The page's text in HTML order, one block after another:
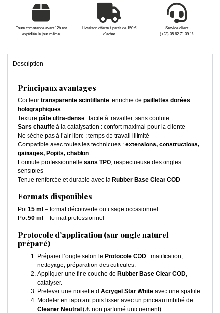
Toute commande avant 12h est
expédiée le jour même
Livraison offerte à partir de 150 €
d'achat
Service client
(+33) 05 62 71 09 18
Description
Principaux avantages
Couleur transparente scintillante, enrichie de paillettes dorées
holographiques
Texture pâte ultra-dense : facile à travailler, sans coulure
Sans chauffe à la catalysation : confort maximal pour la cliente
Ne sèche pas à l’air libre : temps de travail illimité
Compatible avec toutes les techniques : extensions, constructions,
gainages, Popits, chablon
Formule professionnelle sans TPO, respectueuse des ongles
sensibles
Tenue renforcée et durable avec la Rubber Base Clear COD
Formats disponibles
Pot15 ml – format découverte ou usage occasionnel
Pot50 ml – format professionnel
Protocole d’application (sur ongle naturel
préparé)
Préparer l’ongle selon le Protocole COD : matification,
nettoyage, préparation des cuticules.
Appliquer une fine couche de Rubber Base Clear COD,
catalyser.
Prélever une noisette d’Acrygel Star White avec une spatule.
Modeler en tapotant puis lisser avec un pinceau imbibé de
Cleaner Neutral (⚠️ non parfumé uniquement).